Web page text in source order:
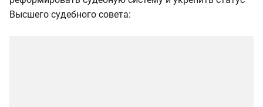
Высшего судебного совета: